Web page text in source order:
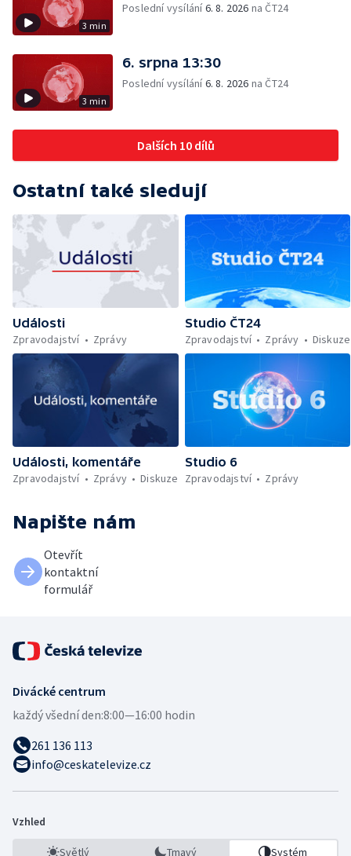
3 min
Poslední vysílání6. 8. 2026 na ČT24
3 min
6. srpna 13:30
Poslední vysílání6. 8. 2026 na ČT24
Dalších 10 dílů
Ostatní také sledují
Události
Zpravodajství
Zprávy
Studio ČT24
Zpravodajství
Zprávy Diskuze
Události, komentáře
Zpravodajství
Zprávy Diskuze
Studio 6
Zpravodajství
Zprávy
Napište nám
Otevřít
kontaktní
formulář
Divácké centrum
každý všední den:8:00—16:00 hodin
261 136 113
info@ceskatelevize.cz
Vzhled
Světlý Tmavý Systém